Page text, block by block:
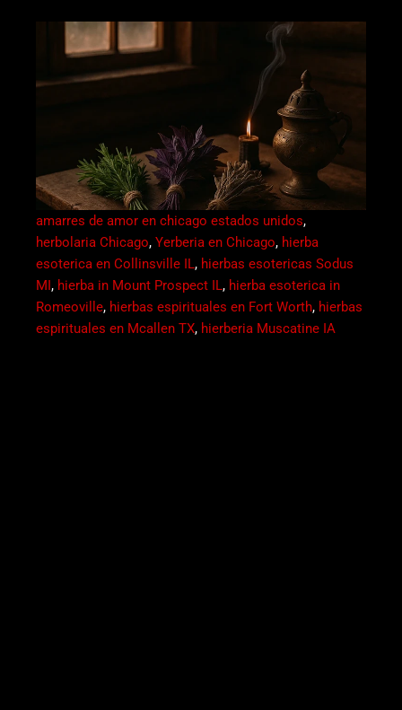
amarres de amor en chicago estados unidos,
herbolaria Chicago, Yerberia en Chicago, hierba
esoterica en Collinsville IL, hierbas esotericas Sodus
MI, hierba in Mount Prospect IL, hierba esoterica in
Romeoville, hierbas espirituales en Fort Worth, hierbas
espirituales en Mcallen TX, hierberia Muscatine IA